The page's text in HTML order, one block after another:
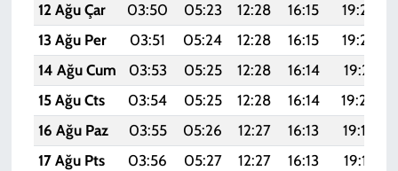
12 Ağu Çar
03:50 05:23 12:28 16:15 19:24
13 Ağu Per
03:51 05:24 12:28 16:15 19:22
14 Ağu Cum
03:53 05:25 12:28 16:14 19:21
15 Ağu Cts
03:54 05:25 12:28 16:14 19:20
16 Ağu Paz
03:55 05:26 12:27 16:13 19:19
17 Ağu Pts
03:56 05:27 12:27 16:13 19:17